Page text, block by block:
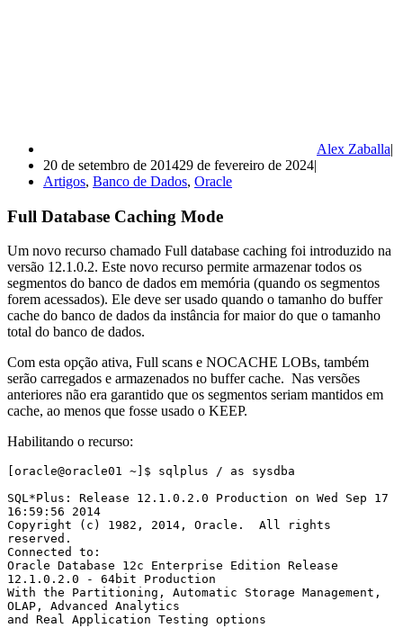
Alex Zaballa
20 de setembro de 201429 de fevereiro de 2024
Artigos, Banco de Dados, Oracle
Full Database Caching Mode
Um novo recurso chamado Full database caching foi introduzido na
versão 12.1.0.2. Este novo recurso permite armazenar todos os
segmentos do banco de dados em memória (quando os segmentos
forem acessados). Ele deve ser usado quando o tamanho do buffer
cache do banco de dados da instância for maior do que o tamanho
total do banco de dados.
Com esta opção ativa, Full scans e NOCACHE LOBs, também
serão carregados e armazenados no buffer cache. Nas versões
anteriores não era garantido que os segmentos seriam mantidos em
cache, ao menos que fosse usado o KEEP.
Habilitando o recurso:
[oracle@oracle01 ~]$ sqlplus / as sysdba
SQL*Plus: Release 12.1.0.2.0 Production on Wed Sep 17
16:59:56 2014
Copyright (c) 1982, 2014, Oracle.  All rights
reserved.
Connected to:
Oracle Database 12c Enterprise Edition Release
12.1.0.2.0 - 64bit Production
With the Partitioning, Automatic Storage Management,
OLAP, Advanced Analytics
and Real Application Testing options